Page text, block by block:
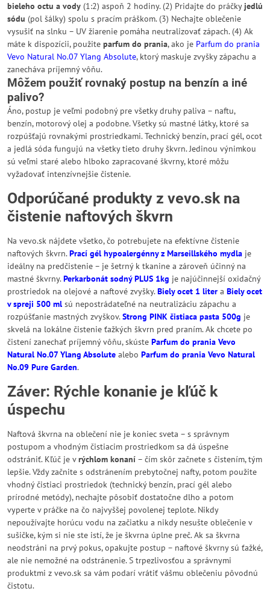
bieleho octu a vody (1:2) aspoň 2 hodiny. (2) Pridajte do práčkyjedlú
sódu (pol šálky) spolu s pracím práškom. (3) Nechajte oblečenie
vysušiť na slnku – UV žiarenie pomáha neutralizovať zápach. (4) Ak
máte k dispozícii, použite parfum do prania, ako je Parfum do prania
Vevo Natural No.07 Ylang Absolute, ktorý maskuje zvyšky zápachu a
zanecháva príjemný vôňu.
Môžem použiť rovnaký postup na benzín a iné
palivo?
Áno, postup je veľmi podobný pre všetky druhy paliva – naftu,
benzín, motorový olej a podobne. Všetky sú mastné látky, ktoré sa
rozpúšťajú rovnakými prostriedkami. Technický benzín, prací gél, ocot
a jedlá sóda fungujú na všetky tieto druhy škvrn. Jedinou výnimkou
sú veľmi staré alebo hlboko zapracované škvrny, ktoré môžu
vyžadovať intenzívnejšie čistenie.
Odporúčané produkty z vevo.sk na
čistenie naftových škvrn
Na vevo.sk nájdete všetko, čo potrebujete na efektívne čistenie
naftových škvrn.Prací gél hypoalergénny z Marseillského mydla je
ideálny na predčistenie – je šetrný k tkanine a zároveň účinný na
mastné škvrny.Perkarbonát sodný PLUS 1kg je najúčinnejší oxidačný
prostriedok na olejové a naftové zvyšky.Biely ocet 1 liter a Biely ocet
v spreji 500 ml sú nepostrádateľné na neutralizáciu zápachu a
rozpúšťanie mastných zvyškov.Strong PINK čistiaca pasta 500g je
skvelá na lokálne čistenie ťažkých škvrn pred praním. Ak chcete po
čistení zanechať príjemný vôňu, skúste Parfum do prania Vevo
Natural No.07 Ylang Absolute alebo Parfum do prania Vevo Natural
No.09 Pure Garden.
Záver: Rýchle konanie je kľúč k
úspechu
Naftová škvrna na oblečení nie je koniec sveta – s správnym
postupom a vhodným čistiacim prostriedkom sa dá úspešne
odstrániť. Kľúč je vrýchlom konaní – čím skôr začnete s čistením, tým
lepšie. Vždy začnite s odstránením prebytočnej nafty, potom použite
vhodný čistiaci prostriedok (technický benzín, prací gél alebo
prírodné metódy), nechajte pôsobiť dostatočne dlho a potom
vyperte v práčke na čo najvyššej povolenej teplote. Nikdy
nepoužívajte horúcu vodu na začiatku a nikdy nesušte oblečenie v
sušičke, kým si nie ste istí, že je škvrna úplne preč. Ak sa škvrna
neodstráni na prvý pokus, opakujte postup – naftové škvrny sú ťažké,
ale nie nemožné na odstránenie. S trpezlivosťou a správnymi
produktmi z vevo.sk sa vám podarí vrátiť vášmu oblečeniu pôvodnú
čistotu.